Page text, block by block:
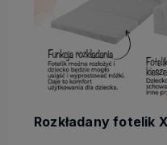
Rozkładany fotelik